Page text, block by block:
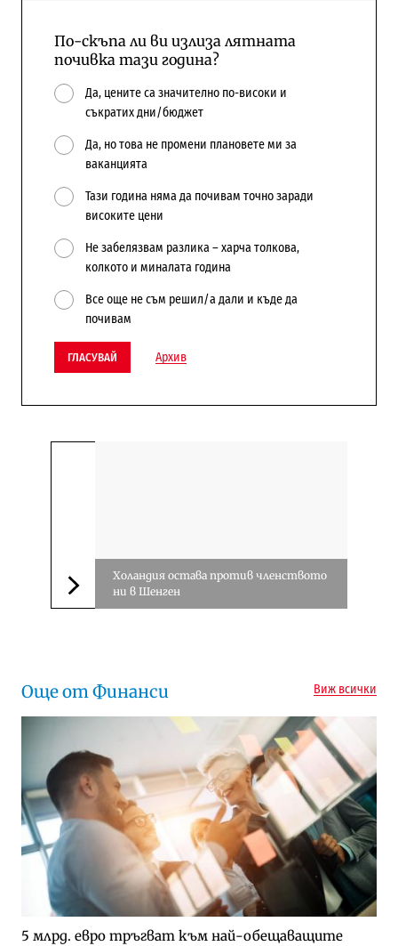
По-скъпа ли ви излиза лятната
почивка тази година?
Да, цените са значително по-високи и
съкратих дни/бюджет
Да, но това не промени плановете ми за
ваканцията
Тази година няма да почивам точно заради
високите цени
Не забелязвам разлика – харча толкова,
колкото и миналата година
Все още не съм решил/а дали и къде да
почивам
ГЛАСУВАЙ Архив
Следваща новина
Холандия остава против членството
ни в Шенген
Още от Финанси Виж всички
5 млрд. евро тръгват към най-обещаващите